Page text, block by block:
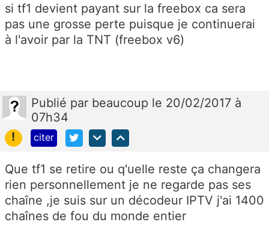
si tf1 devient payant sur la freebox ca sera
pas une grosse perte puisque je continuerai
à l'avoir par la TNT (freebox v6)
Publié par beaucoup le 20/02/2017 à
07h34
!
citer
Que tf1 se retire ou q'uelle reste ça changera
rien personnellement je ne regarde pas ses
chaîne ,je suis sur un décodeur IPTV j'ai 1400
chaînes de fou du monde entier